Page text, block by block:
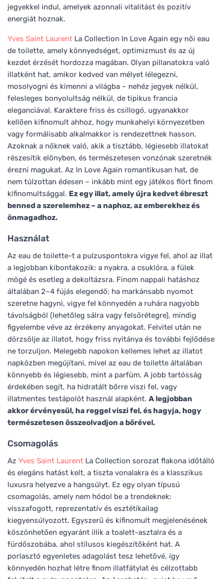
jegyekkel indul, amelyek azonnali vitalitást és pozitív
energiát hoznak.
Yves Saint Laurent La Collection In Love Again egy női eau
de toilette, amely könnyedséget, optimizmust és az új
kezdet érzését hordozza magában. Olyan pillanatokra való
illatként hat, amikor kedved van mélyet lélegezni,
mosolyogni és kimenni a világba – nehéz jegyek nélkül,
felesleges bonyolultság nélkül, de tipikus francia
eleganciával. Karaktere friss és csillogó, ugyanakkor
kellően kifinomult ahhoz, hogy munkahelyi környezetben
vagy formálisabb alkalmakkor is rendezettnek hasson.
Azoknak a nőknek való, akik a tisztább, légiesebb illatokat
részesítik előnyben, és természetesen vonzónak szeretnék
érezni magukat. Az In Love Again romantikusan hat, de
nem túlzottan édesen – inkább mint egy játékos flört finom
kifinomultsággal. Ez egy illat, amely újra kedvet ébreszt
benned a szerelemhez – a naphoz, az emberekhez és
önmagadhoz.
Használat
Az eau de toilette-t a pulzuspontokra vigye fel, ahol az illat
a legjobban kibontakozik: a nyakra, a csuklóra, a fülek
mögé és esetleg a dekoltázsra. Finom nappali hatáshoz
általában 2–4 fújás elegendő; ha markánsabb nyomot
szeretne hagyni, vigye fel könnyedén a ruhára nagyobb
távolságból (lehetőleg sálra vagy felsőrétegre), mindig
figyelembe véve az érzékeny anyagokat. Felvitel után ne
dörzsölje az illatot, hogy friss nyitánya és további fejlődése
ne torzuljon. Melegebb napokon kellemes lehet az illatot
napközben megújítani, mivel az eau de toilette általában
könnyebb és légiesebb, mint a parfüm. A jobb tartósság
érdekében segít, ha hidratált bőrre viszi fel, vagy
illatmentes testápolót használ alapként. A legjobban
akkor érvényesül, ha reggel viszi fel, és hagyja, hogy
természetesen összeolvadjon a bőrével.
Csomagolás
Az Yves Saint Laurent La Collection sorozat flakona időtálló
és elegáns hatást kelt, a tiszta vonalakra és a klasszikus
luxusra helyezve a hangsúlyt. Ez egy olyan típusú
csomagolás, amely nem hódol be a trendeknek:
visszafogott, reprezentatív és esztétikailag
kiegyensúlyozott. Egyszerű és kifinomult megjelenésének
köszönhetően egyaránt illik a toalett-asztalra és a
fürdőszobába, ahol stílusos kiegészítőként hat. A
porlasztó egyenletes adagolást tesz lehetővé, így
könnyedén hozhat létre finom illatfátylat és célzottabb